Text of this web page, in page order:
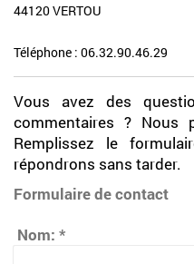
44120 VERTOU
Téléphone : 06.32.90.46.29
Vous avez des
commentaires ? Nous
Remplissez le
répondrons sans tarder.
Formulaire de contact
Nom: *